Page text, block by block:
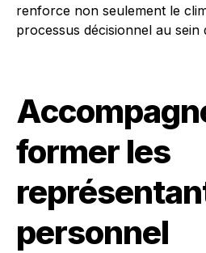
renforce non seulement le
processus décisionnel au sein
former les
personnel